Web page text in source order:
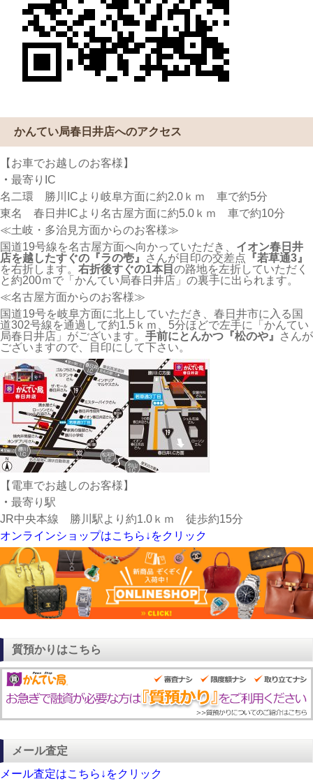
かんてい局春日井店へのアクセス
【お車でお越しのお客様】
・ 最寄りIC
名二環 勝川ICより岐阜方面に約2.0ｋｍ 車で約5分
東名 春日井ICより名古屋方面に約5.0ｋｍ 車で約10分
≪土岐・多治見方面からのお客様≫
国道19号線を名古屋方面へ向かっていただき、 イオン春日井
店を越したすぐの『ラの壱』
さんが目印の交差点 『若草通3』
を右折します。 右折後すぐの1本目 の路地を左折していただく
と約200ｍで「かんてい局春日井店」の裏手に出られます。
≪名古屋方面からのお客様≫
国道19号を岐阜方面に北上していただき、春日井市に入る国
道302号線を通過して約1.5ｋｍ、5分ほどで左手に「かんてい
局春日井店」がございます。 手前にとんかつ『松のや』
さんが
ございますので、目印にして下さい。
【電車でお越しのお客様】
・ 最寄り駅
JR中央本線 勝川駅より約1.0ｋｍ 徒歩約15分
オンラインショップはこちら↓をクリック
質預かりはこちら
メール査定
メール査定はこちら↓をクリック